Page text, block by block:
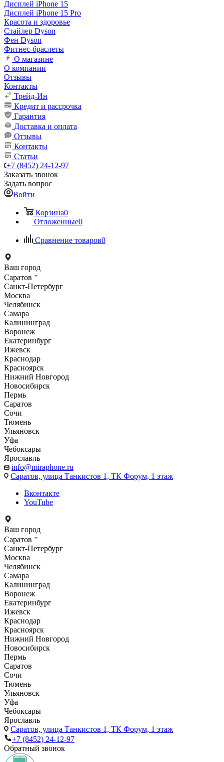
Дисплей iPhone 15
Дисплей iPhone 15 Pro
Красота и здоровье
Стайлер Dyson
Фен Dyson
Фитнес-браслеты
О магазине
О компании
Отзывы
Контакты
Трейд-Ин
Кредит и рассрочка
Гарантия
Доставка и оплата
Отзывы
Контакты
Статьи
+7 (8452) 24-12-97
Заказать звонок
Задать вопрос
Войти
Корзина0
Отложенные0
Сравнение товаров0
Ваш город
Саратов
Санкт-Петербург
Москва
Челябинск
Самара
Калининград
Воронеж
Екатеринбург
Ижевск
Краснодар
Красноярск
Нижний Новгород
Новосибирск
Пермь
Саратов
Сочи
Тюмень
Ульяновск
Уфа
Чебоксары
Ярославль
info@miraphone.ru
Саратов, улица Танкистов 1, ТК Форум, 1 этаж
Вконтакте
YouTube
Ваш город
Саратов
Санкт-Петербург
Москва
Челябинск
Самара
Калининград
Воронеж
Екатеринбург
Ижевск
Краснодар
Красноярск
Нижний Новгород
Новосибирск
Пермь
Саратов
Сочи
Тюмень
Ульяновск
Уфа
Чебоксары
Ярославль
Саратов, улица Танкистов 1, ТК Форум, 1 этаж
+7 (8452) 24-12-97
Обратный звонок